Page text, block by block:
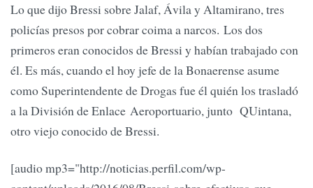
Lo que dijo Bressi sobre Jalaf, Ávila y Altamirano, tres
policías presos por cobrar coima a narcos. Los dos
primeros eran conocidos de Bressi y habían trabajado con
él. Es más, cuando el hoy jefe de la Bonaerense asume
como Superintendente de Drogas fue él quién los trasladó
a la División de Enlace Aeroportuario, junto QUintana,
otro viejo conocido de Bressi.
[audio mp3="http://noticias.perfil.com/wp-